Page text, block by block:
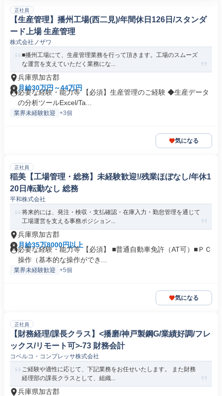
正社員
【生産管理】播州工場(西二見)/年間休日126日/スタンダ
ード上場 生産管理
株式会社ノザワ
■播州工場にて、生産管理業務を行って頂きます。工場のスムーズ
な運営を支えていただく業務にな...
兵庫県加古郡
月給30万円～44万円
必要な経験・能力等 【必須】生産管理のご経験 ◆生産データ
の分析ツールExcel/Ta...
業界未経験歓迎 +3個
気になる
正社員
稲美【工場管理・総務】未経験歓迎!/残業ほぼなし/年休1
20日/転勤なし 総務
平和株式会社
将来的には、発注・検収・支払確認・在庫入力・勤怠管理を通じて
工場運営を支える事務ポジション...
兵庫県加古郡
月給35万8000円以上
必要な経験・能力等 【必須】 ■普通自動車免許（AT可）■ＰＣ
操作（基本的な操作ができ...
業界未経験歓迎 +5個
気になる
正社員
【財務経理/課長クラス】<播磨/神戸製鋼G/業績好調/フレ
ックス/リモート可>-73 財務会計
コベルコ・コンプレッサ株式会社
ご経験や適性に応じて、下記業務をお任せいたします。 また財務
経理部の課長クラスとして、組織...
兵庫県加古郡